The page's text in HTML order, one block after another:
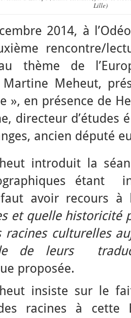
Lille)
2014, à
rencontre/
thème de
Meheut,
», en présence de
directeur d’études
ancien député
introduit la
étant
faut avoir recours à
et quelle historicité
racines culturelles
de leurs
proposée.
insiste sur le
racines à cette